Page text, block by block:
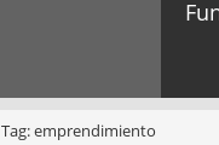
Tag: emprendimiento